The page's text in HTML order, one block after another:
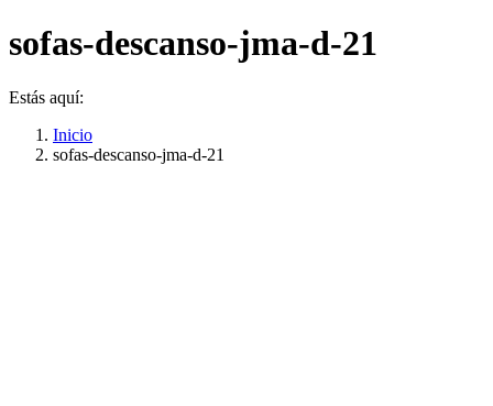
sofas-descanso-jma-d-21
Estás aquí:
Inicio
sofas-descanso-jma-d-21